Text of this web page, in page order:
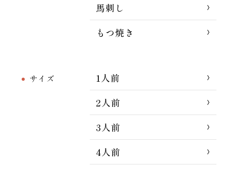
馬刺し
もつ焼き
サイズ
1人前
2人前
3人前
4人前